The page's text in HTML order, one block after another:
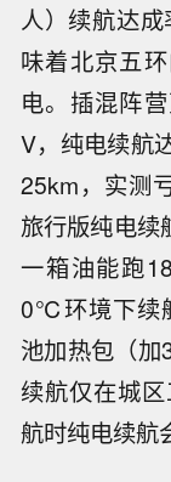
人）续航达
味着北京五
电。插混阵
V，纯电续航
25km，实测
旅行版纯电续
一箱油能跑
0℃环境下续
池加热包（
续航仅在城
航时纯电续航